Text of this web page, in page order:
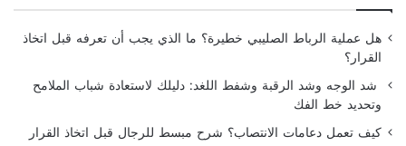
هل عملية الرباط الصليبي خطيرة؟ ما الذي يجب أن تعرفه قبل اتخاذ
القرار؟
شد الوجه وشد الرقبة وشفط اللغد: دليلك لاستعادة شباب الملامح
وتحديد خط الفك
كيف تعمل دعامات الانتصاب؟ شرح مبسط للرجال قبل اتخاذ القرار